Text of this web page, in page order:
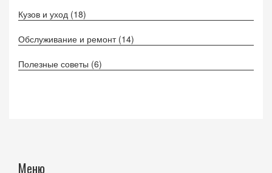
Кузов и уход (18)
Обслуживание и ремонт (14)
Полезные советы (6)
Меню